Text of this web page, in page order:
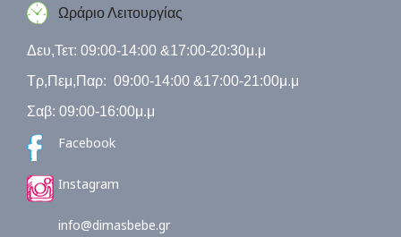
Ωράριο Λειτουργίας
Δευ,Τετ: 09:00-14:00 &17:00-20:30μ.μ
Τρ,Πεμ,Παρ: 09:00-14:00 &17:00-21:00μ.μ
Σαβ: 09:00-16:00μ.μ
Facebook
Instagram
info@dimasbebe.gr